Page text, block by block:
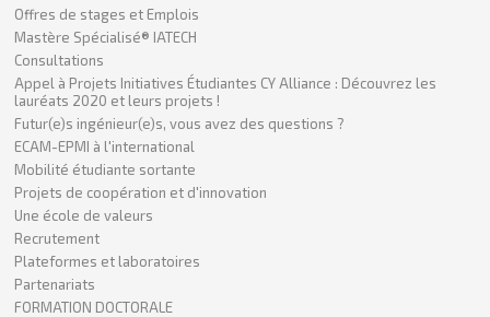
Offres de stages et Emplois
Mastère Spécialisé® IATECH
Consultations
Appel à Projets Initiatives Étudiantes CY Alliance : Découvrez les
lauréats 2020 et leurs projets !
Futur(e)s ingénieur(e)s, vous avez des questions ?
ECAM-EPMI à l'international
Mobilité étudiante sortante
Projets de coopération et d'innovation
Une école de valeurs
Recrutement
Plateformes et laboratoires
Partenariats
FORMATION DOCTORALE